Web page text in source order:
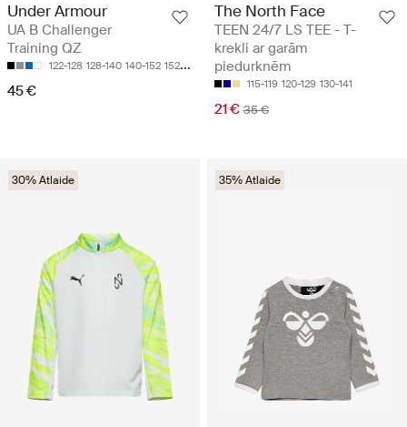
Under Armour
UA B Challenger
Training QZ
122-128 128-140 140-152 152-158 158-170
45 €
The North Face
TEEN 24/7 LS TEE - T-
krekli ar garām
piedurknēm
115-119 120-129 130-141
21 € 35 €
30% Atlaide 35% Atlaide